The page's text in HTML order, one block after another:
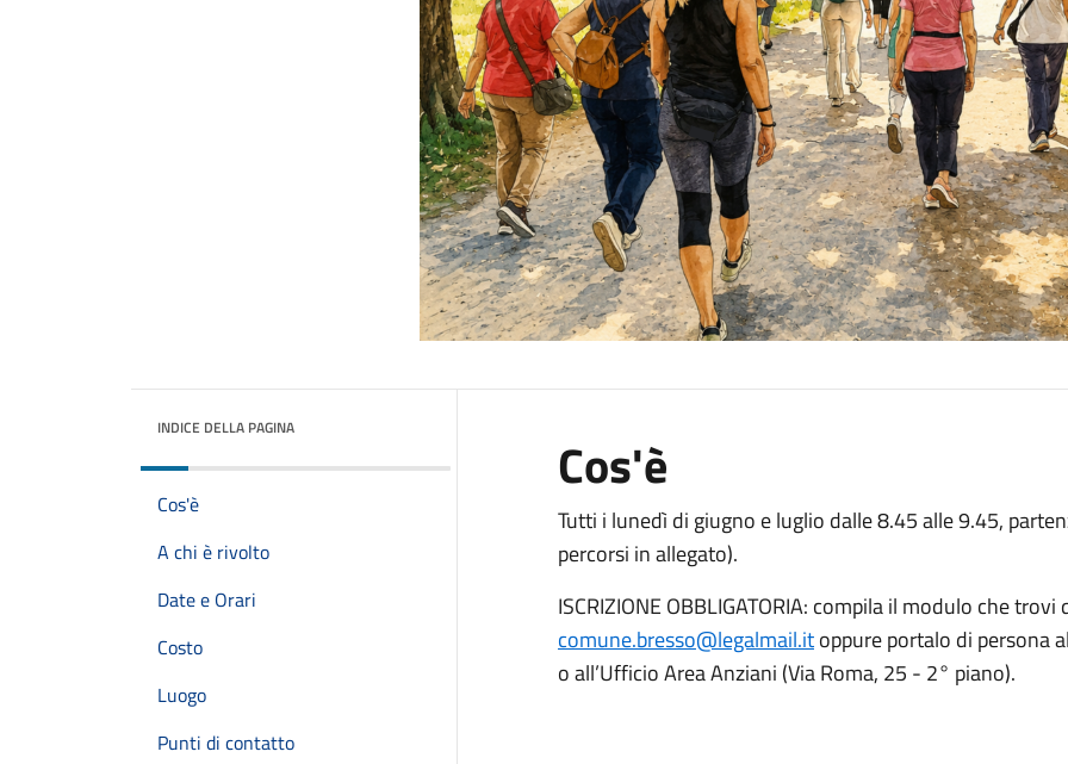
INDICE DELLA PAGINA
Cos'è
A chi è rivolto
Date e Orari
Costo
Luogo
Punti di contatto
Cos'è
Tutti i lunedì di giugno e luglio dalle 8.45 alle 9.45,
percorsi in allegato).
ISCRIZIONE OBBLIGATORIA: compila il modulo che
comune.bresso@legalmail.itoppure portalo di persona
o all’Ufficio Area Anziani (Via Roma, 25 - 2° piano).